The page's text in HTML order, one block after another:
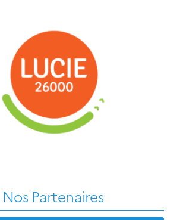
Nos Partenaires